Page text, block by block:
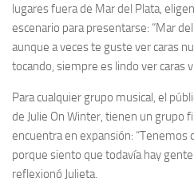
lugares fuera de Mar del Plata,
escenario para presentarse: “Mar
aunque a veces te guste ver caras
tocando, siempre es lindo ver caras
Para cualquier grupo musical, el
de Julie On Winter, tienen un grupo
encuentra en expansión: “Tenemos
porque siento que todavía hay
reflexionó Julieta.